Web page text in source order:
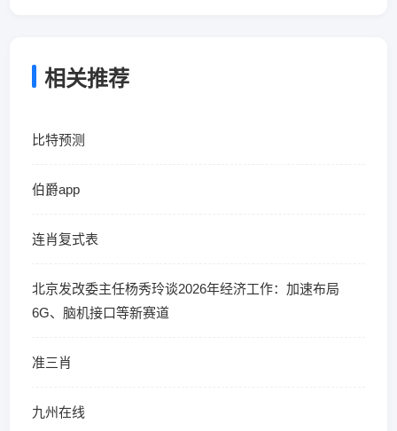
相关推荐
比特预测
伯爵app
连肖复式表
北京发改委主任杨秀玲谈2026年经济工作：加速布局
6G、脑机接口等新赛道
准三肖
九州在线